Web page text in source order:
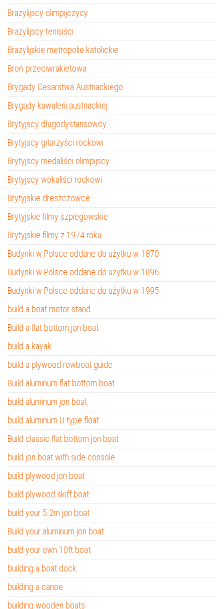
Brazylijscy olimpijczycy
Brazylijscy tenisiści
Brazylijskie metropolie katolickie
Broń przeciwrakietowa
Brygady Cesarstwa Austriackiego
Brygady kawalerii austriackiej
Brytyjscy długodystansowcy
Brytyjscy gitarzyści rockowi
Brytyjscy medaliści olimpijscy
Brytyjscy wokaliści rockowi
Brytyjskie dreszczowce
Brytyjskie filmy szpiegowskie
Brytyjskie filmy z 1974 roku
Budynki w Polsce oddane do użytku w 1870
Budynki w Polsce oddane do użytku w 1896
Budynki w Polsce oddane do użytku w 1995
build a boat motor stand
Build a flat bottom jon boat
build a kayak
build a plywood rowboat guide
Build aluminum flat bottom boat
build aluminum jon boat
build aluminum U type float
Build classic flat bottom jon boat
build jon boat with side console
build plywood jon boat
build plywood skiff boat
build your 5.2m jon boat
Build your aluminum jon boat
build your own 10ft boat
building a boat dock
building a canoe
building wooden boats